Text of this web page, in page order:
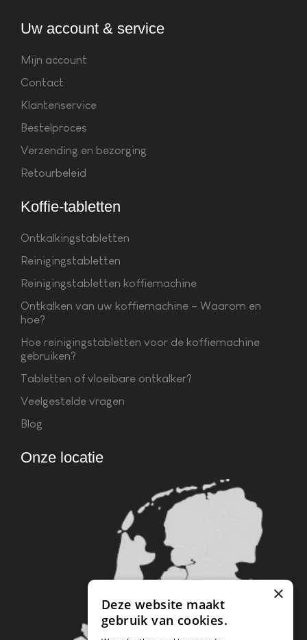
Uw account & service
Mijn account
Contact
Klantenservice
Bestelproces
Verzending en bezorging
Retourbeleid
Koffie-tabletten
Ontkalkingstabletten
Reinigingstabletten
Reinigingstabletten koffiemachine
Ontkalken van uw koffiemachine – Waarom en
hoe?
Hoe reinigingstabletten voor de koffiemachine
gebruiken?
Tabletten of vloeibare ontkalker?
Veelgestelde vragen
Blog
Onze locatie
×
Deze website maakt
gebruik van cookies.